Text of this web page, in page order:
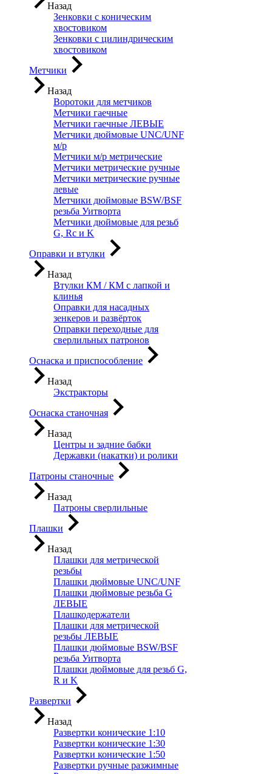
Назад
Зенковки с коническим
хвостовиком
Зенковки с цилиндрическим
хвостовиком
Метчики
Назад
Воротоки для метчиков
Метчики гаечные
Метчики гаечные ЛЕВЫЕ
Метчики дюймовые UNC/UNF
м/р
Метчики м/р метрические
Метчики метрические ручные
Метчики метрические ручные
левые
Метчики дюймовые BSW/BSF
резьба Уитворта
Метчики дюймовые для резьб
G, Rc и K
Оправки и втулки
Назад
Втулки КМ / КМ с лапкой и
клинья
Оправки для насадных
зенкеров и развёрток
Оправки переходные для
сверлильных патронов
Оснаска и приспособление
Назад
Экстракторы
Оснаска станочная
Назад
Центры и задние бабки
Державки (накатки) и ролики
Патроны станочные
Назад
Патроны сверлильные
Плашки
Назад
Плашки для метрической
резьбы
Плашки дюймовые UNC/UNF
Плашки дюймовые резьба G
ЛЕВЫЕ
Плашкодержатели
Плашки для метрической
резьбы ЛЕВЫЕ
Плашки дюймовые BSW/BSF
резьба Уитворта
Плашки дюймовые для резьб G,
R и K
Развертки
Назад
Развертки конические 1:10
Развертки конические 1:30
Развертки конические 1:50
Развертки ручные разжимные